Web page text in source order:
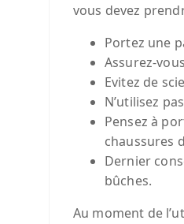
vous devez
Portez une
Assurez-
Evitez de
N’utilisez
Pensez à
chaussures
Dernier
bûches.
Au moment de